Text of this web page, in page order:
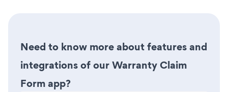
Need to know more about features and
integrations of our Warranty Claim
Form app?